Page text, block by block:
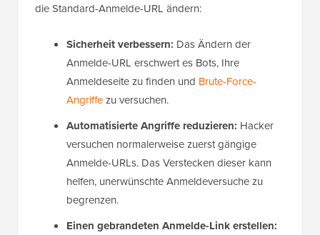
die Standard-Anmelde-URL ändern:
Sicherheit verbessern: Das Ändern der
Anmelde-URL erschwert es Bots, Ihre
Anmeldeseite zu finden und Brute-Force-
Angriffezu versuchen.
Automatisierte Angriffe reduzieren: Hacker
versuchen normalerweise zuerst gängige
Anmelde-URLs. Das Verstecken dieser kann
helfen, unerwünschte Anmeldeversuche zu
begrenzen.
Einen gebrandeten Anmelde-Link erstellen: